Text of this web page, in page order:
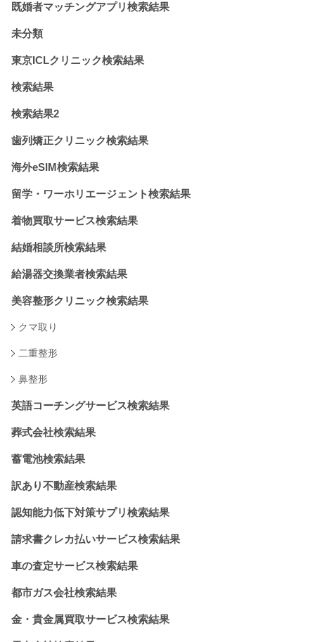
既婚者マッチングアプリ検索結果
未分類
東京ICLクリニック検索結果
検索結果
検索結果2
歯列矯正クリニック検索結果
海外eSIM検索結果
留学・ワーホリエージェント検索結果
着物買取サービス検索結果
結婚相談所検索結果
給湯器交換業者検索結果
美容整形クリニック検索結果
クマ取り
二重整形
鼻整形
英語コーチングサービス検索結果
葬式会社検索結果
蓄電池検索結果
訳あり不動産検索結果
認知能力低下対策サプリ検索結果
請求書クレカ払いサービス検索結果
車の査定サービス検索結果
都市ガス会社検索結果
金・貴金属買取サービス検索結果